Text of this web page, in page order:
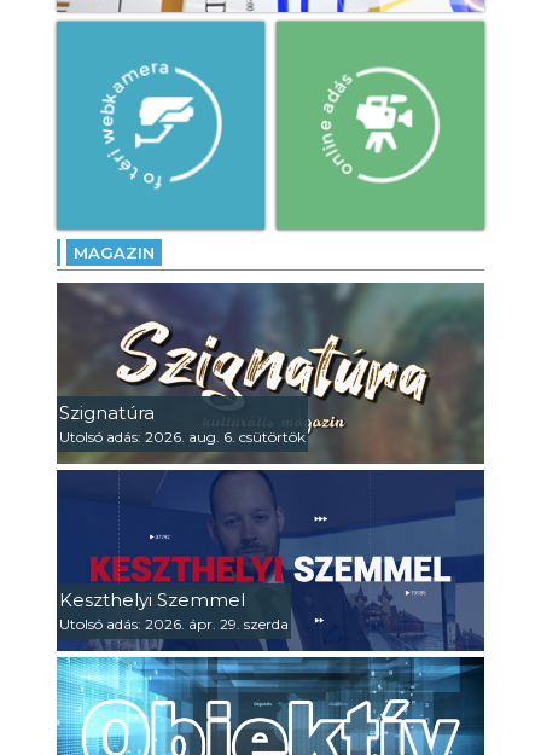
MAGAZIN
Szignatúra
Utolsó adás: 2026. aug. 6. csütörtök
Keszthelyi Szemmel
Utolsó adás: 2026. ápr. 29. szerda